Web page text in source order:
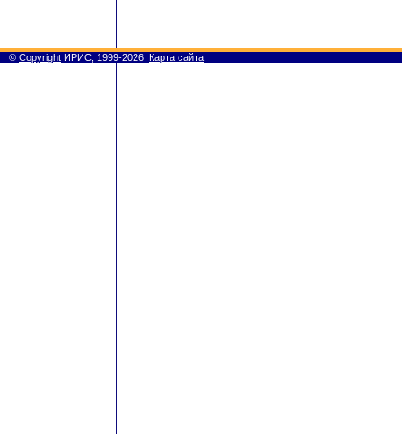
© Copyright ИРИС, 1999-2026 Карта сайта